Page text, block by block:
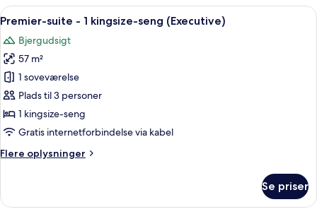
2
(Executive)
Indlæs
alle
billeder
af
Premier-
suite
-
1
seng
Et moderne badeværelse med et
10
Premier-suite - 1 kingsize-seng (Executive)
Bjergudsigt
57 m²
1 soveværelse
Plads til 3 personer
1 kingsize-seng
Gratis internetforbindelse via kabel
Flere oplysninger
Flere
suite
Se priser